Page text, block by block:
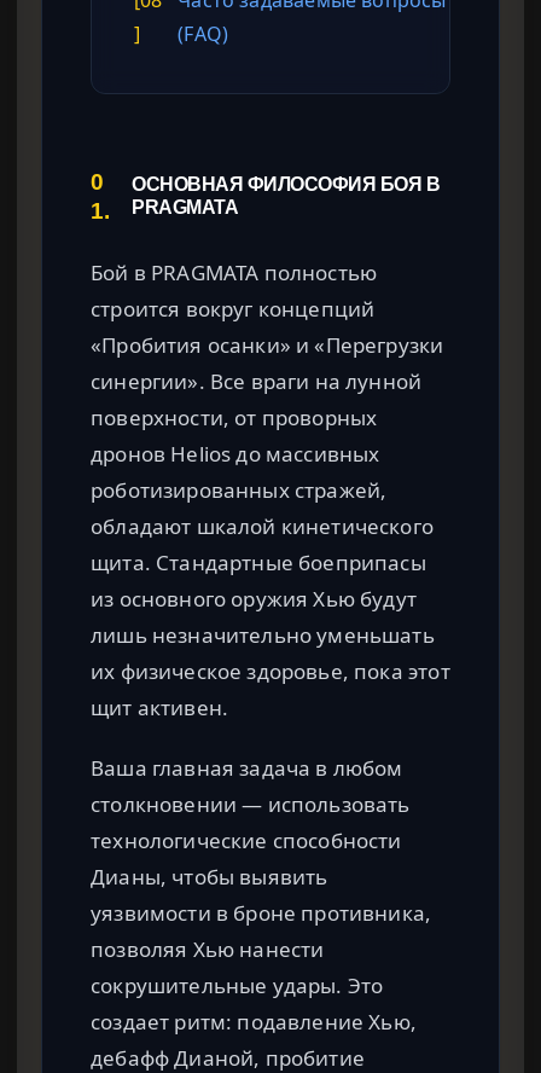
]
(FAQ)
0
1.
ОСНОВНАЯ ФИЛОСОФИЯ БОЯ В
PRAGMATA
Бой в PRAGMATA полностью
строится вокруг концепций
«Пробития осанки» и «Перегрузки
синергии». Все враги на лунной
поверхности, от проворных
дронов Helios до массивных
роботизированных стражей,
обладают шкалой кинетического
щита. Стандартные боеприпасы
из основного оружия Хью будут
лишь незначительно уменьшать
их физическое здоровье, пока этот
щит активен.
Ваша главная задача в любом
столкновении — использовать
технологические способности
Дианы, чтобы выявить
уязвимости в броне противника,
позволяя Хью нанести
сокрушительные удары. Это
создает ритм: подавление Хью,
дебафф Дианой, пробитие